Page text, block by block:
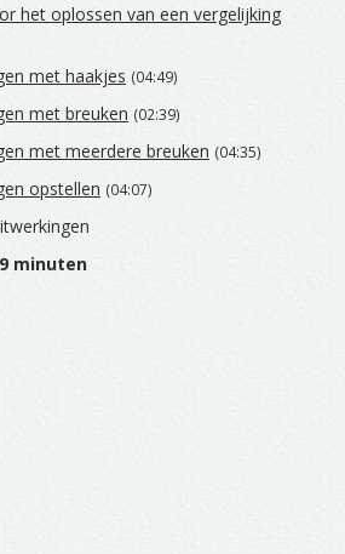
het oplossen van een vergelijking
met haakjes (04:49)
met breuken (02:39)
met meerdere breuken (04:35)
opstellen (04:07)
minuten